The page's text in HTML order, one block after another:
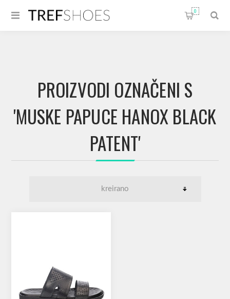
0
PROIZVODI OZNAČENI S
'MUSKE PAPUCE HANOX BLACK
PATENT'